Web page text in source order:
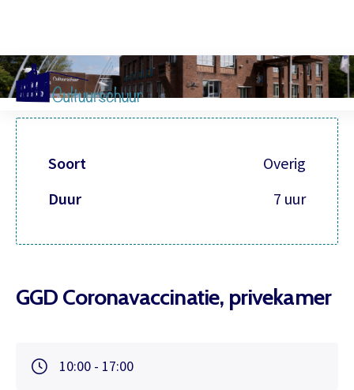
GGD Coronavaccinatie, privekamer
10:00 - 17:00
Soort
Overig
Duur
7 uur